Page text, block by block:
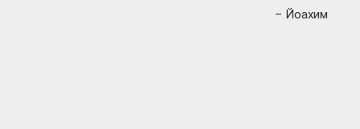
– Йоахим